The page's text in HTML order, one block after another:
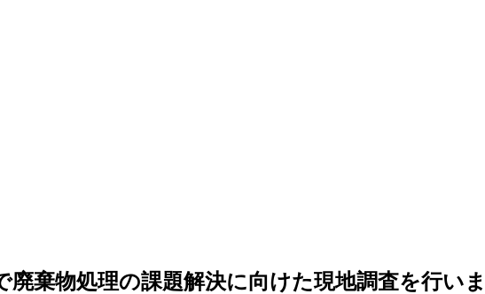
廃棄物処理の課題解決に向けた現地調査を行い